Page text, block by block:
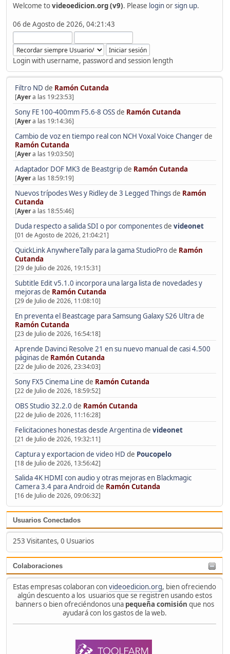
Welcome tovideoedicion.org (v9). Please loginorsign up.
06 de Agosto de 2026, 04:21:43
Login with username, password and session length
Filtro ND de Ramón Cutanda
[Ayera las 19:23:53]
Sony FE 100-400mm F5.6-8 OSSde Ramón Cutanda
[Ayera las 19:14:36]
Cambio de voz en tiempo real con NCH Voxal Voice Changerde
Ramón Cutanda
[Ayera las 19:03:50]
Adaptador DOF MK3 de Beastgripde Ramón Cutanda
[Ayera las 18:59:19]
Nuevos trípodes Wes y Ridley de 3 Legged Thingsde Ramón
Cutanda
[Ayera las 18:55:46]
Duda respecto a salida SDI o por componentesde videonet
[01 de Agosto de 2026, 21:04:21]
QuickLink AnywhereTally para la gama StudioProde Ramón
Cutanda
[29 de Julio de 2026, 19:15:31]
Subtitle Edit v5.1.0 incorpora una larga lista de novedades y
mejorasde Ramón Cutanda
[29 de Julio de 2026, 11:08:10]
En preventa el Beastcage para Samsung Galaxy S26 Ultrade
Ramón Cutanda
[23 de Julio de 2026, 16:54:18]
Aprende Davinci Resolve 21 en su nuevo manual de casi 4.500
páginasde Ramón Cutanda
[22 de Julio de 2026, 23:34:03]
Sony FX5 Cinema Line de Ramón Cutanda
[22 de Julio de 2026, 18:59:52]
OBS Studio 32.2.0 de Ramón Cutanda
[22 de Julio de 2026, 11:16:28]
Felicitaciones honestas desde Argentinade videonet
[21 de Julio de 2026, 19:32:11]
Captura y exportacion de video HD de Poucopelo
[18 de Julio de 2026, 13:56:42]
Salida 4K HDMI con audio y otras mejoras en Blackmagic
Camera 3.4 para Android de Ramón Cutanda
[16 de Julio de 2026, 09:06:32]
Usuarios Conectados
253 Visitantes, 0 Usuarios
Colaboraciones
Estas empresas colaboran convideoedicion.org, bien ofreciendo
algún descuento a los usuarios que se registren usando estos
banners o bien ofreciéndonos una pequeña comisión que nos
ayudará con los gastos de la web.